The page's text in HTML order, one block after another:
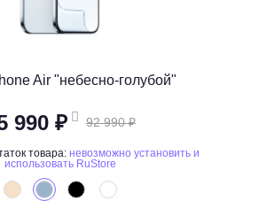
Air "небесно-голубой"
990 ₽ 92 990 ₽
товара: невозможно установить и
использовать RuStore